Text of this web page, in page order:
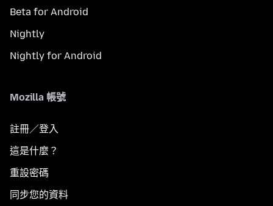
Beta for Android
Nightly
Nightly for Android
Mozilla 帳號
註冊／登入
這是什麼？
重設密碼
同步您的資料